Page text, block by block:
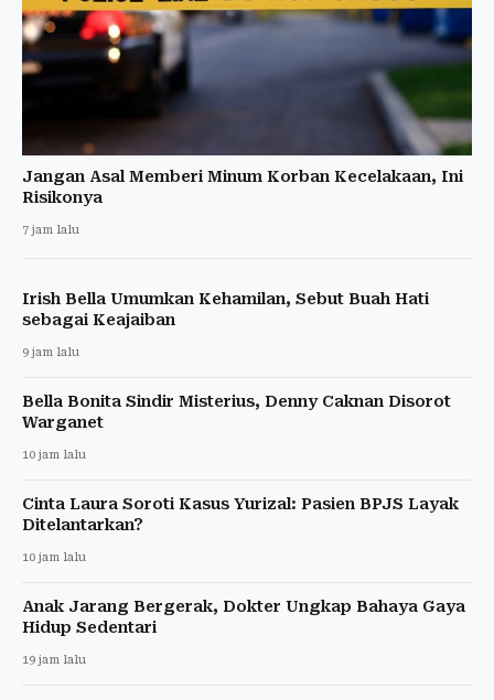
Jangan Asal Memberi Minum Korban Kecelakaan, Ini
Risikonya
7 jam lalu
Irish Bella Umumkan Kehamilan, Sebut Buah Hati
sebagai Keajaiban
9 jam lalu
Bella Bonita Sindir Misterius, Denny Caknan Disorot
Warganet
10 jam lalu
Cinta Laura Soroti Kasus Yurizal: Pasien BPJS Layak
Ditelantarkan?
10 jam lalu
Anak Jarang Bergerak, Dokter Ungkap Bahaya Gaya
Hidup Sedentari
19 jam lalu